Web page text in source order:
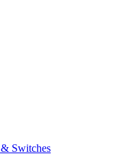
Switches